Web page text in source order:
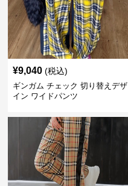
¥9,040 (税込)
ギンガム チェック 切り替えデザ
イン ワイドパンツ